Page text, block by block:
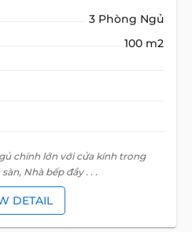
3 Phòng Ngủ
100 m2
chính lớn với cửa kính trong
Nhà bếp đầy . . .
DETAIL